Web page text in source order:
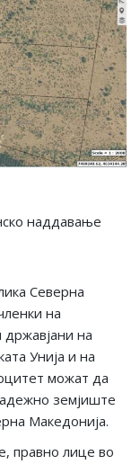
наддавање
Северна
на
на
Унија и на
можат да
земјиште
Македонија.
правно лице во